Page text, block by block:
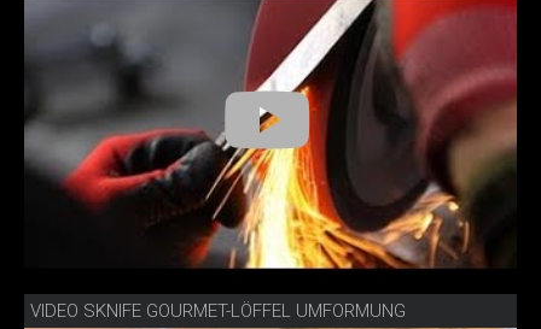
VIDEO SKNIFE GOURMET-LÖFFEL UMFORMUNG